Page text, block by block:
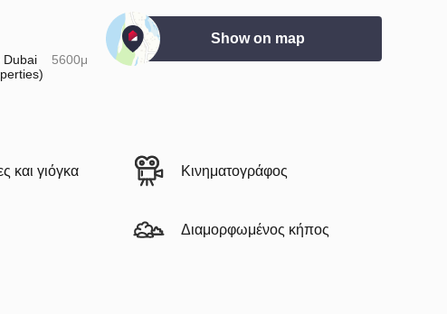
Dubai
5600μ
Show on map
και γιόγκα Κινηματογράφος
Διαμορφωμένος κήπος